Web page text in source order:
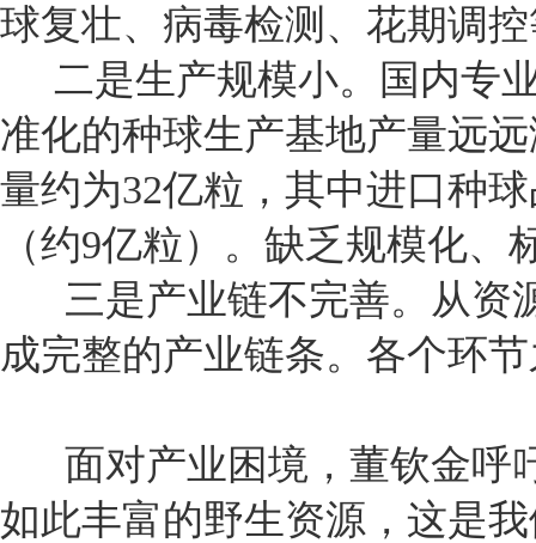
球复壮、病毒检测、花期调
二是生产规模小。国内专
准化的种球生产基地产量远
量约为32亿粒，其中进口种
（约9亿粒）。缺乏规模化
三是产业链不完善。从资
成完整的产业链条。各个环
面对产业困境，董钦金呼
如此丰富的野生资源，这是